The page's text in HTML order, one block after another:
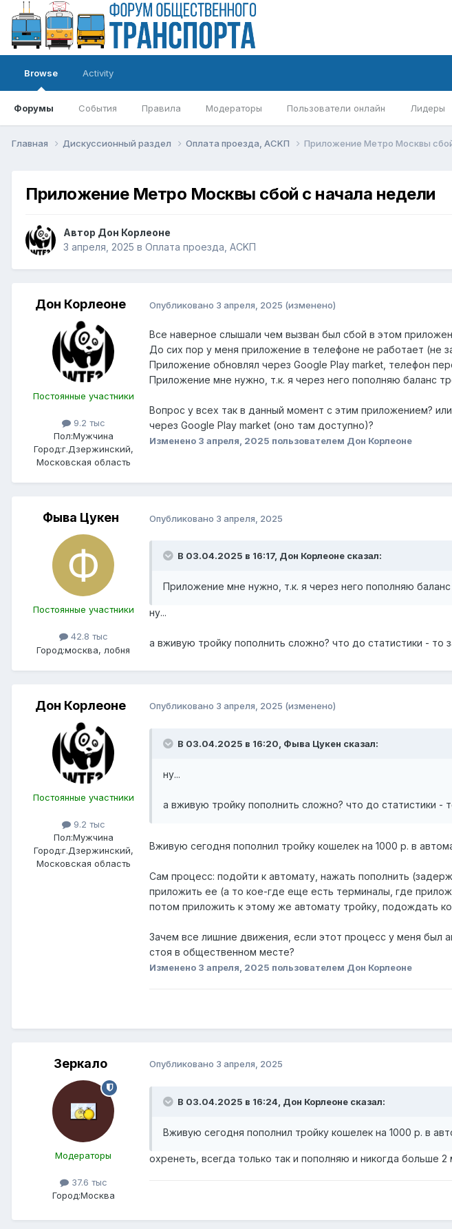
Browse
Форумы События Правила Модераторы Пользователи онлайн Лидеры
Activity
Главная Дискуссионный раздел Оплата проезда, АСKП Приложение Метро Москвы
Приложение Метро Москвы сбой с начала недели
Автор Дон Корлеоне
3 апреля, 2025 в Оплата проезда, АСKП
Дон Корлеоне
Постоянные участники
9.2 тыс
Пол:Мужчина
Город:г.Дзержинский,
Московская область
Опубликовано 3 апреля, 2025 (изменено)
Все наверное слышали чем вызван был сбой в этом
До сих пор у меня приложение в телефоне не работает (не
Приложение обновлял через Google Play market, телефон
Приложение мне нужно, т.к. я через него пополняю баланс
Вопрос у всех так в данный момент с этим приложением?
через Google Play market (оно там доступно)?
Изменено 3 апреля, 2025 пользователем Дон Корлеоне
Фыва Цукен
Постоянные участники
42.8 тыс
Город:москва, лобня
Опубликовано 3 апреля, 2025
В 03.04.2025 в 16:17, Дон Корлеоне сказал:
Приложение мне нужно, т.к. я через него пополняю
ну...
а вживую тройку пополнить сложно? что до статистики - то
Дон Корлеоне
Постоянные участники
9.2 тыс
Пол:Мужчина
Город:г.Дзержинский,
Московская область
Опубликовано 3 апреля, 2025 (изменено)
В 03.04.2025 в 16:20, Фыва Цукен сказал:
ну...
а вживую тройку пополнить сложно? что до статистики -
Вживую сегодня пополнил тройку кошелек на 1000 р. в
Сам процесс: подойти к автомату, нажать пополнить
приложить ее (а то кое-где еще есть терминалы, где
потом приложить к этому же автомату тройку, подождать
Зачем все лишние движения, если этот процесс у меня был
стоя в общественном месте?
Изменено 3 апреля, 2025 пользователем Дон Корлеоне
Зеркало
Модераторы
37.6 тыс
Город:Москва
Опубликовано 3 апреля, 2025
В 03.04.2025 в 16:24, Дон Корлеоне сказал:
Вживую сегодня пополнил тройку кошелек на 1000 р. в
охренеть, всегда только так и пополняю и никогда больше